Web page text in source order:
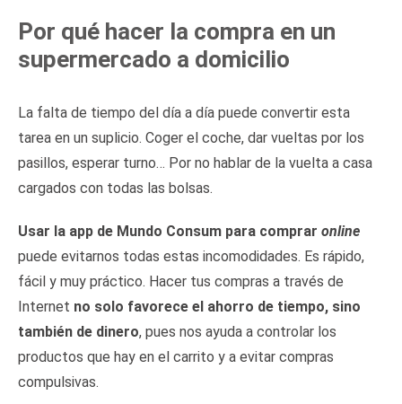
Por qué hacer la compra en un
supermercado a domicilio
La falta de tiempo del día a día puede convertir esta
tarea en un suplicio. Coger el coche, dar vueltas por los
pasillos, esperar turno… Por no hablar de la vuelta a casa
cargados con todas las bolsas.
Usar la app de Mundo Consum para comprar online
puede evitarnos todas estas incomodidades. Es rápido,
fácil y muy práctico. Hacer tus compras a través de
Internet no solo favorece el ahorro de tiempo, sino
también de dinero, pues nos ayuda a controlar los
productos que hay en el carrito y a evitar compras
compulsivas.